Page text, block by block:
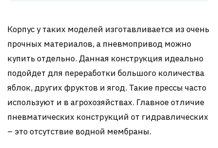
Корпус у таких моделей изготавливается из очень
прочных материалов, а пневмопривод можно
купить отдельно. Данная конструкция идеально
подойдет для переработки большого количества
яблок, других фруктов и ягод. Такие прессы часто
используют и в агрохозяйствах. Главное отличие
пневматических конструкций от гидравлических
– это отсутствие водной мембраны.